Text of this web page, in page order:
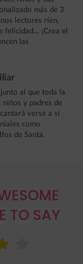
más de 3
lectores ríen,
¡Crea el
las
al que toda la
niños y padres de
verse a sí
como
de Santa.
TO SAY